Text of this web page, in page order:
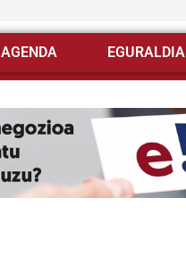
AGENDA EGURALDIA